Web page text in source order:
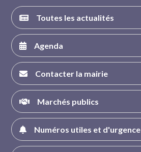
Toutes les actualités
Agenda
Contacter la mairie
Marchés publics
Numéros utiles et d'urgence